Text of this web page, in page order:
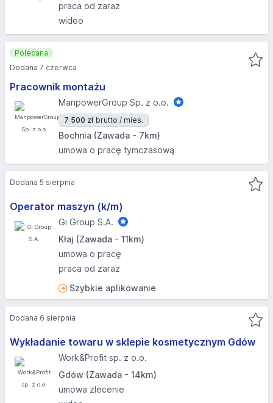
praca od zaraz
wideo
Pracownik montażu
ManpowerGroup Sp. z o.o.
7 500 zł brutto / mies.
Bochnia (Zawada - 7km)
umowa o pracę tymczasową
Polecana
Dodana 7 czerwca
Operator maszyn (k/m)
Gi Group S.A.
Kłaj (Zawada - 11km)
umowa o pracę
praca od zaraz
Szybkie aplikowanie
Dodana 5 sierpnia
Wykładanie towaru w sklepie kosmetycznym Gdów
Work&Profit sp. z o.o.
Gdów (Zawada - 14km)
umowa zlecenie
Dodana 6 sierpnia